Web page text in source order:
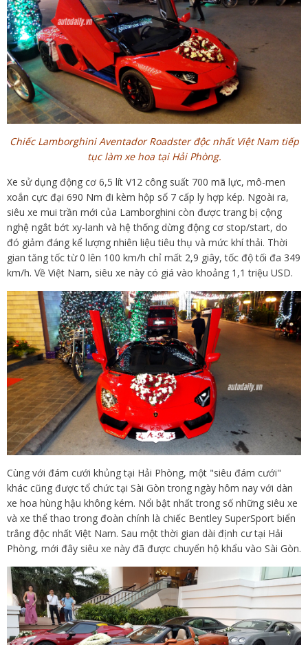
Chiếc Lamborghini Aventador Roadster độc nhất Việt Nam tiếp
tục làm xe hoa tại Hải Phòng.
Xe sử dụng động cơ 6,5 lít V12 công suất 700 mã lực, mô-men
xoắn cực đại 690 Nm đi kèm hộp số 7 cấp ly hợp kép. Ngoài ra,
siêu xe mui trần mới của Lamborghini còn được trang bị cộng
nghệ ngắt bớt xy-lanh và hệ thống dừng động cơ stop/start, do
đó giảm đáng kể lượng nhiên liệu tiêu thụ và mức khí thải. Thời
gian tăng tốc từ 0 lên 100 km/h chỉ mất 2,9 giây, tốc độ tối đa 349
km/h. Về Việt Nam, siêu xe này có giá vào khoảng 1,1 triệu USD.
Cùng với đám cưới khủng tại Hải Phòng, một "siêu đám cưới"
khác cũng được tổ chức tại Sài Gòn trong ngày hôm nay với dàn
xe hoa hùng hậu không kém. Nổi bật nhất trong số những siêu xe
và xe thể thao trong đoàn chính là chiếc Bentley SuperSport biển
trắng độc nhất Việt Nam. Sau một thời gian dài định cư tại Hải
Phòng, mới đây siêu xe này đã được chuyển hộ khẩu vào Sài Gòn.